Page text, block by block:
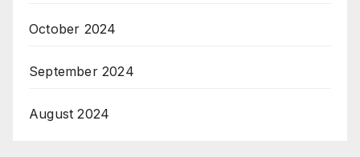
October 2024
September 2024
August 2024